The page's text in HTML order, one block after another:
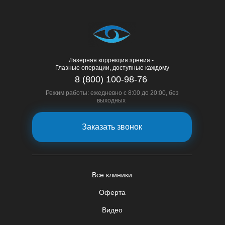
Лазерная коррекция зрения -
Глазные операции, доступные каждому
Оферта
Видео
Все клиники
8 (800) 100-98-76
Режим работы: ежедневно с 8:00 до 20:00, без
выходных
Заказать звонок